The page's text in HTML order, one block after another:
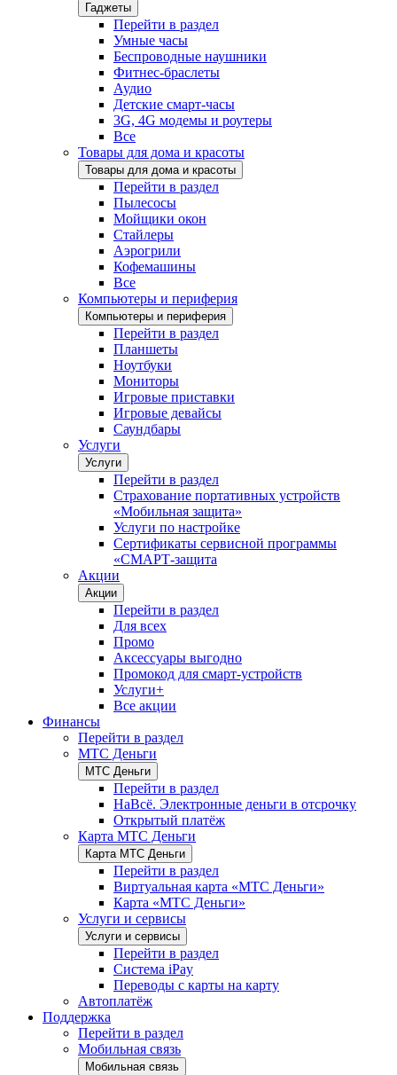
Гаджеты
Перейти в раздел
Умные часы
Беспроводные наушники
Фитнес-браслеты
Аудио
Детские смарт-часы
3G, 4G модемы и роутеры
Все
Товары для дома и красоты
Товары для дома и красоты
Перейти в раздел
Пылесосы
Мойщики окон
Стайлеры
Аэрогрили
Кофемашины
Все
Компьютеры и периферия
Компьютеры и периферия
Перейти в раздел
Планшеты
Ноутбуки
Мониторы
Игровые приставки
Игровые девайсы
Саундбары
Услуги
Услуги
Перейти в раздел
Страхование портативных устройств
«Мобильная защита»
Услуги по настройке
Сертификаты сервисной программы
«СМАРТ-защита
Акции
Акции
Перейти в раздел
Для всех
Промо
Аксессуары выгодно
Промокод для смарт-устройств
Услуги+
Все акции
Финансы
Перейти в раздел
МТС Деньги
МТС Деньги
Перейти в раздел
НаВсё. Электронные деньги в отсрочку
Открытый платёж
Карта МТС Деньги
Карта МТС Деньги
Перейти в раздел
Виртуальная карта «МТС Деньги»
Карта «МТС Деньги»
Услуги и сервисы
Услуги и сервисы
Перейти в раздел
Система iPay
Переводы с карты на карту
Автоплатёж
Поддержка
Перейти в раздел
Мобильная связь
Мобильная связь